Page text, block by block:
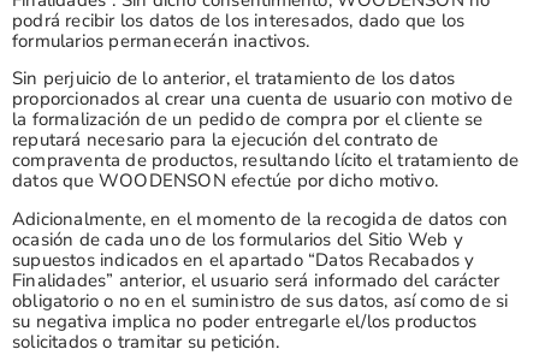
podrá recibir los datos de los interesados, dado que los
formularios permanecerán inactivos.
Sin perjuicio de lo anterior, el tratamiento de los datos
proporcionados al crear una cuenta de usuario con motivo de
la formalización de un pedido de compra por el cliente se
reputará necesario para la ejecución del contrato de
compraventa de productos, resultando lícito el tratamiento de
datos que WOODENSON efectúe por dicho motivo.
Adicionalmente, en el momento de la recogida de datos con
ocasión de cada uno de los formularios del Sitio Web y
supuestos indicados en el apartado “Datos Recabados y
Finalidades” anterior, el usuario será informado del carácter
obligatorio o no en el suministro de sus datos, así como de si
su negativa implica no poder entregarle el/los productos
solicitados o tramitar su petición.